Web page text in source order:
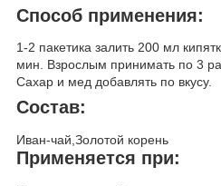
Способ применения:
1-2 пакетика залить 200 мл
мин. Взрослым принимать по 3
Сахар и мед добавлять по вкусу.
Состав:
Иван-чай,Золотой корень
Применяется при: